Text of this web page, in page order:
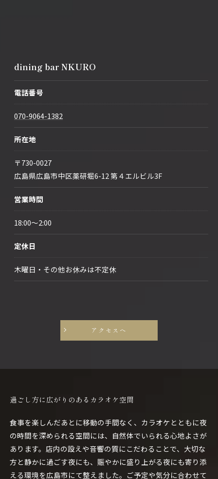
dining bar NKURO
電話番号
070-9064-1382
所在地
〒730-0027
広島県広島市中区薬研堀6-12 第４エルビル3F
営業時間
18:00～2:00
定休日
木曜日・その他お休みは不定休
アクセスへ
過ごし方に広がりのあるカラオケ空間
食事を楽しんだあとに移動の手間なく、カラオケとともに夜
の時間を深められる空間には、自然体でいられる心地よさが
あります。店内の設えや音響の質にこだわることで、大切な
方と静かに過ごす夜にも、賑やかに盛り上がる夜にも寄り添
える環境を広島市にて整えました。ご予定や気分に合わせて
ご予約はこちら